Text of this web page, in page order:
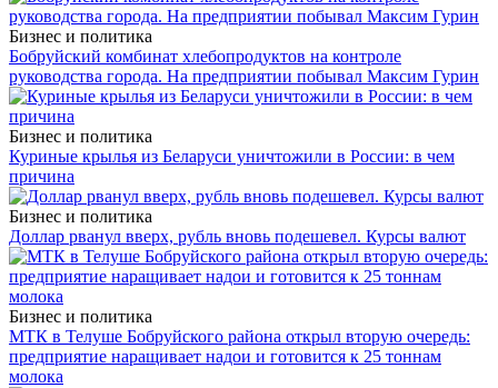
Бизнес и политика
Бобруйский комбинат хлебопродуктов на контроле
руководства города. На предприятии побывал Максим Гурин
Бизнес и политика
Куриные крылья из Беларуси уничтожили в России: в чем
причина
Бизнес и политика
Доллар рванул вверх, рубль вновь подешевел. Курсы валют
Бизнес и политика
МТК в Телуше Бобруйского района открыл вторую очередь:
предприятие наращивает надои и готовится к 25 тоннам
молока